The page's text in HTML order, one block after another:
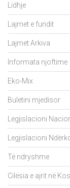
Lidhje
Lajmet e fundit
Lajmet Arkiva
Informata njoftime
Eko-Mix
Buletini mjedisor
Legjislacioni
Legjislacioni
Të ndryshme
Cilësia e ajrit në